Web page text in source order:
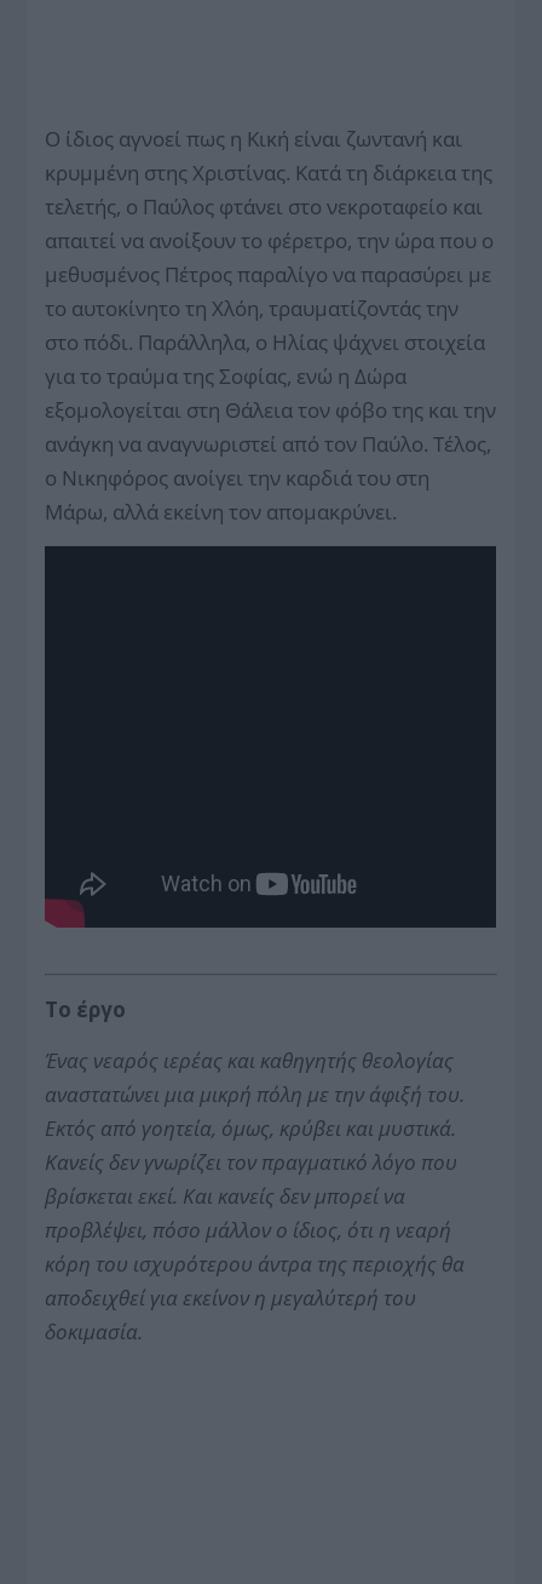
Ο ίδιος αγνοεί πως η Κική είναι ζωντανή και
κρυμμένη στης Χριστίνας. Κατά τη διάρκεια της
τελετής, ο Παύλος φτάνει στο νεκροταφείο και
απαιτεί να ανοίξουν το φέρετρο, την ώρα που ο
μεθυσμένος Πέτρος παραλίγο να παρασύρει με
το αυτοκίνητο τη Χλόη, τραυματίζοντάς την
στο πόδι. Παράλληλα, ο Ηλίας ψάχνει στοιχεία
για το τραύμα της Σοφίας, ενώ η Δώρα
εξομολογείται στη Θάλεια τον φόβο της και την
ανάγκη να αναγνωριστεί από τον Παύλο. Τέλος,
ο Νικηφόρος ανοίγει την καρδιά του στη
Μάρω, αλλά εκείνη τον απομακρύνει.
Το έργο
Ένας νεαρός ιερέας και καθηγητής θεολογίας
αναστατώνει μια μικρή πόλη με την άφιξή του.
Εκτός από γοητεία, όμως, κρύβει και μυστικά.
Κανείς δεν γνωρίζει τον πραγματικό λόγο που
βρίσκεται εκεί. Και κανείς δεν μπορεί να
προβλέψει, πόσο μάλλον ο ίδιος, ότι η νεαρή
κόρη του ισχυρότερου άντρα της περιοχής θα
αποδειχθεί για εκείνον η μεγαλύτερή του
δοκιμασία.